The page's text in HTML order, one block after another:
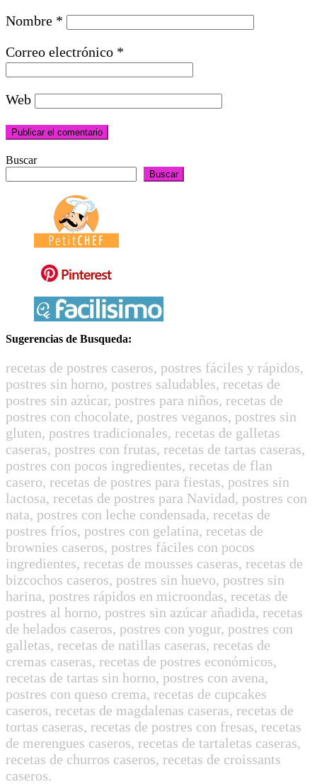
Nombre *
Correo electrónico *
Web
Buscar
Buscar
Sugerencias de Busqueda:
recetas de postres caseros, postres fáciles y rápidos,
postres sin horno, postres saludables, recetas de
postres sin azúcar, postres para niños, recetas de
postres con chocolate, postres veganos, postres sin
gluten, postres tradicionales, recetas de galletas
caseras, postres con frutas, recetas de tartas caseras,
postres con pocos ingredientes, recetas de flan
casero, recetas de postres para fiestas, postres sin
lactosa, recetas de postres para Navidad, postres con
nata, postres con leche condensada, recetas de
postres fríos, postres con gelatina, recetas de
brownies caseros, postres fáciles con pocos
ingredientes, recetas de mousses caseras, recetas de
bizcochos caseros, postres sin huevo, postres sin
harina, postres rápidos en microondas, recetas de
postres al horno, postres sin azúcar añadida, recetas
de helados caseros, postres con yogur, postres con
galletas, recetas de natillas caseras, recetas de
cremas caseras, recetas de postres económicos,
recetas de tartas sin horno, postres con avena,
postres con queso crema, recetas de cupcakes
caseros, recetas de magdalenas caseras, recetas de
tortas caseras, recetas de postres con fresas, recetas
de merengues caseros, recetas de tartaletas caseras,
recetas de churros caseros, recetas de croissants
caseros.